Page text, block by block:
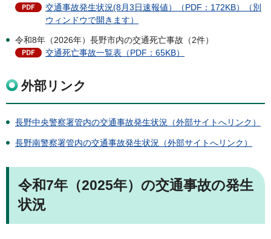
交通事故発生状況(8月3日速報値）（PDF：172KB）（別
ウィンドウで開きます）
令和8年（2026年）長野市内の交通死亡事故（2件）
交通死亡事故一覧表（PDF：65KB）
外部リンク
長野中央警察署管内の交通事故発生状況（外部サイトへリンク）
長野南警察署管内の交通事故発生状況（外部サイトへリンク）
令和7年（2025年）の交通事故の発生
状況